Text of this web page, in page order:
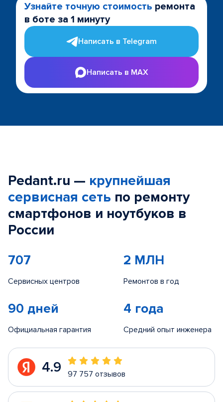
Узнайте точную стоимость ремонта
в боте за 1 минуту
Написать в Telegram
Написать в MAX
Pedant.ru — крупнейшая
сервисная сеть по ремонту
смартфонов и ноутбуков в
России
707
Сервисных центров
2 МЛН
Ремонтов в год
90 дней
Официальная гарантия
4 года
Средний опыт инженера
4.9 97 757 отзывов